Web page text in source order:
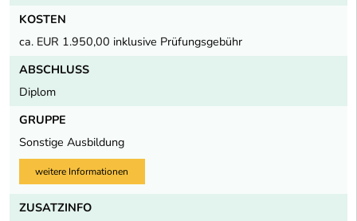
KOSTEN
ca. EUR 1.950,00 inklusive Prüfungsgebühr
ABSCHLUSS
Diplom
GRUPPE
Sonstige Ausbildung
weitere Informationen
ZUSATZINFO